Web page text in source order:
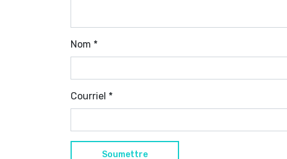
Nom *
Courriel *